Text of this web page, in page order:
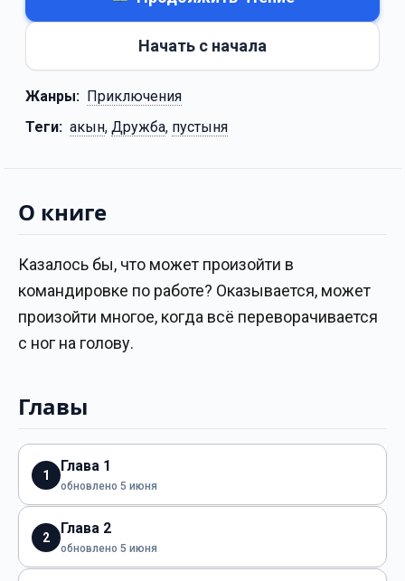
Начать с начала
Жанры: Приключения
Теги: акын, Дружба, пустыня
О книге
Казалось бы, что может произойти в
командировке по работе? Оказывается, может
произойти многое, когда всё переворачивается
с ног на голову.
Главы
1
Глава 1
обновлено 5 июня
2
Глава 2
обновлено 5 июня